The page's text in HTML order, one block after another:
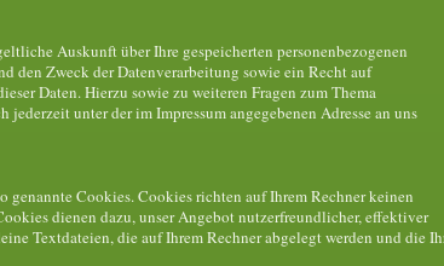
Auskunft über Ihre gespeicherten personenbezogenen
den Zweck der Datenverarbeitung sowie ein Recht auf
Daten. Hierzu sowie zu weiteren Fragen zum Thema
jederzeit unter der im Impressum angegebenen Adresse an uns
genannte Cookies. Cookies richten auf Ihrem Rechner keinen
dienen dazu, unser Angebot nutzerfreundlicher, effektiver
Textdateien, die auf Ihrem Rechner abgelegt werden und die